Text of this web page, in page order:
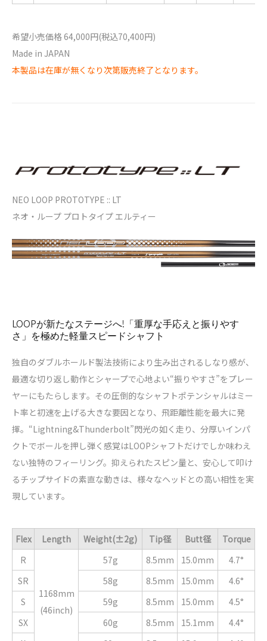
希望小売価格 64,000円(税込70,400円)
Made in JAPAN
本製品は在庫が無くなり次第販売終了となります。
NEO LOOP PROTOTYPE :: LT
ネオ・ループ プロトタイプ エルティー
LOOPが新たなステージへ!「重厚な手応えと振りやす
さ」を極めた軽量スピードシャフト
独自のダブルホールド製法技術により生み出されるしなり感が、
最適な切り返し動作とシャープで心地よい“振りやすさ”をプレー
ヤーにもたらします。その圧倒的なシャフトポテンシャルはミー
ト率と初速を上げる大きな要因となり、飛距離性能を最大に発
揮。“Lightning&Thunderbolt”閃光の如く走り、分厚いインパ
クトでボールを押し弾く感覚はLOOPシャフトだけでしか味わえ
ない独特のフィーリング。抑えられたスピン量と、安心して叩け
るチップサイドの素直な動きは、様々なヘッドとの高い相性を実
現しています。
Flex Length Weight(±2g) Tip径 Butt径
Torque
R
1168mm
(46inch)
57g 8.5mm 15.0mm
4.7°
SR
58g 8.5mm 15.0mm
4.6°
S
59g 8.5mm 15.0mm
4.5°
SX
60g 8.5mm 15.1mm
4.4°